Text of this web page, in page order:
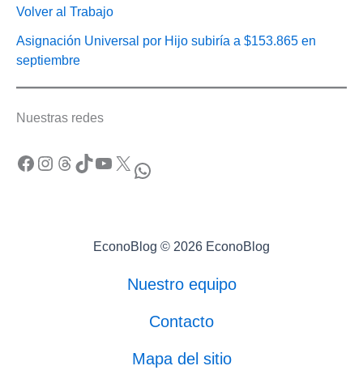
Volver al Trabajo
Asignación Universal por Hijo subiría a $153.865 en
septiembre
Nuestras redes
Facebook Instagram Threads TikTok YouTube X WhatsApp
EconoBlog © 2026 EconoBlog
Nuestro equipo
Contacto
Mapa del sitio